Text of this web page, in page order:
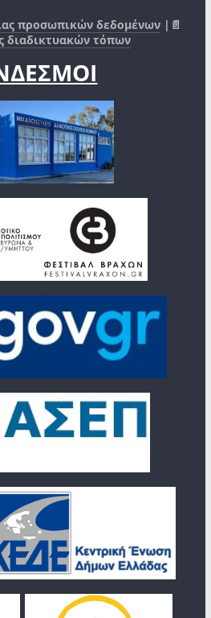
προσωπικών δεδομένων |📄
διαδικτυακών τόπων